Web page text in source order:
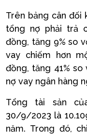
Trên bảng cân đối
tổng nợ phải trả
đồng, tăng 9% so
vay chiếm hơn
đồng, tăng 41%
nợ vay ngân hàng
Tổng tài sản
30/9/2023 là
năm. Trong đó,